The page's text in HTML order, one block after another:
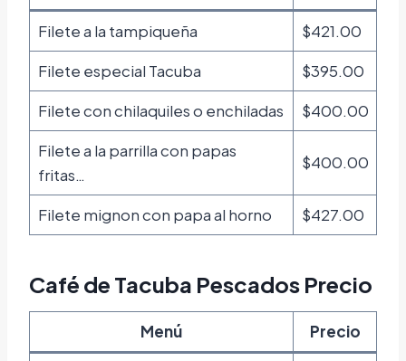
Filete a la tampiqueña
$421.00
Filete especial Tacuba
$395.00
Filete con chilaquiles o enchiladas
$400.00
Filete a la parrilla con papas
fritas…
$400.00
Filete mignon con papa al horno $427.00
Café de Tacuba Pescados Precio
Menú Precio